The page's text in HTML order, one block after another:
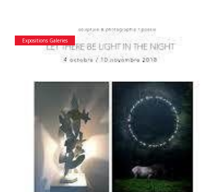
Expositions Galeries